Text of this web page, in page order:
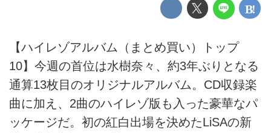
【ハイレゾアルバム（まとめ買い）トップ
10】今週の首位は水樹奈々、約3年ぶりとなる
通算13枚目のオリジナルアルバム。CD収録楽
曲に加え、2曲のハイレゾ版も入った豪華なパ
ッケージだ。初の紅白出場を決めたLiSAの新